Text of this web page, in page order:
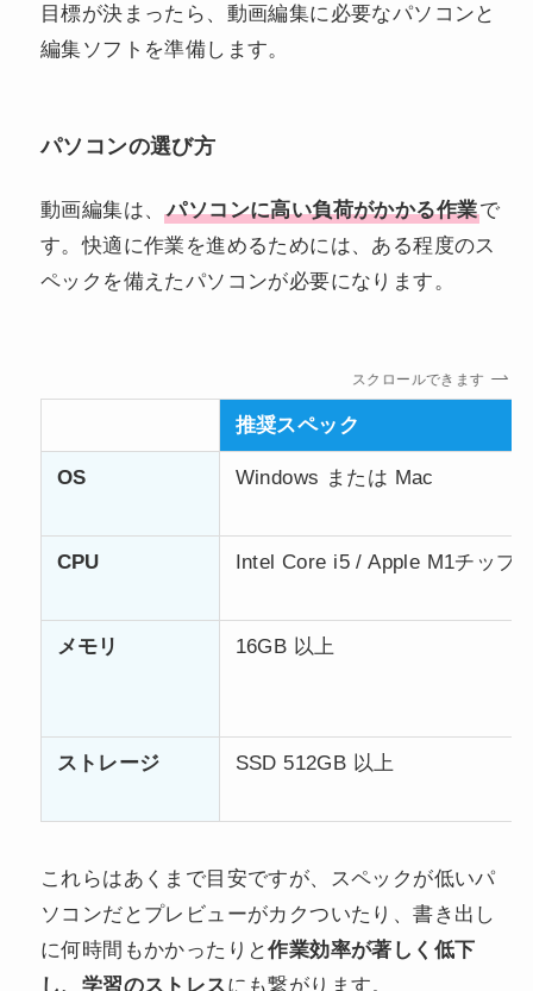
目標が決まったら、動画編集に必要なパソコンと
編集ソフトを準備します。
パソコンの選び方
動画編集は、パソコンに高い負荷がかかる作業で
す。快適に作業を進めるためには、ある程度のス
ペックを備えたパソコンが必要になります。
スクロールできます
推奨スペック
OS Windows または Mac
CPU Intel Core i5 / Apple M1チップ
メモリ 16GB 以上
ストレージ SSD 512GB 以上
これらはあくまで目安ですが、スペックが低いパ
ソコンだとプレビューがカクついたり、書き出し
に何時間もかかったりと作業効率が著しく低下
し、学習のストレスにも繋がります。